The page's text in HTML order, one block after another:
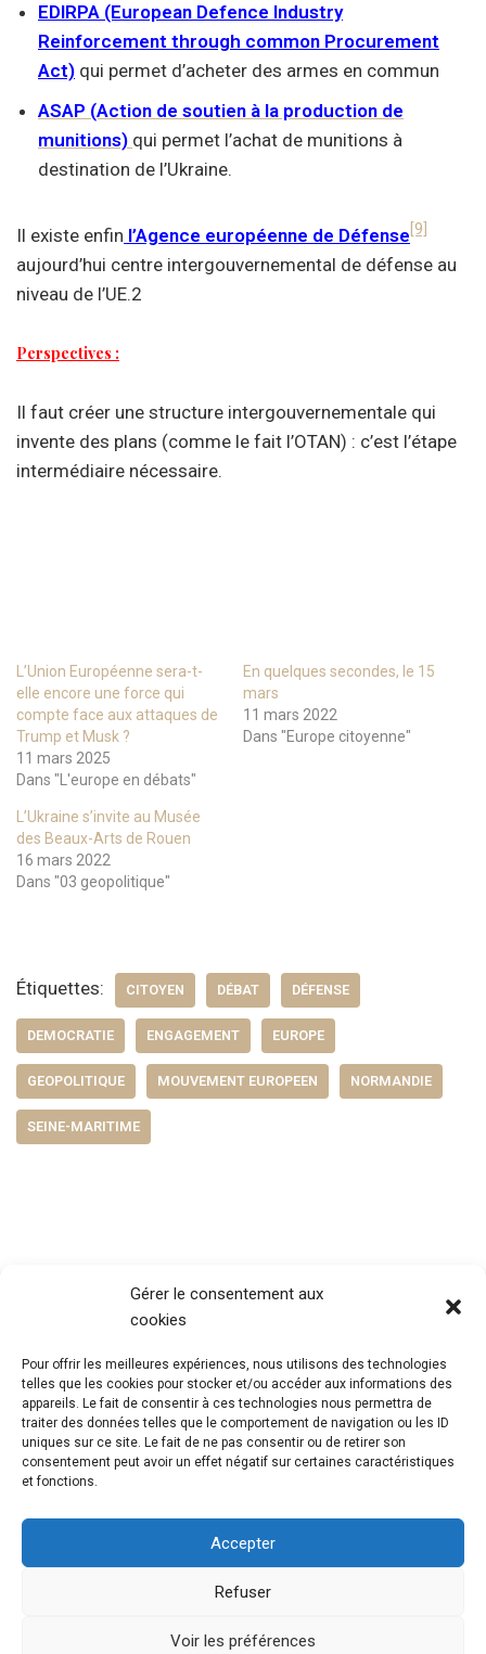
Gérer le consentement aux
cookies
Pour offrir les meilleures expériences, nous utilisons des technologies
telles que les cookies pour stocker et/ou accéder aux informations des
appareils. Le fait de consentir à ces technologies nous permettra de
traiter des données telles que le comportement de navigation ou les ID
uniques sur ce site. Le fait de ne pas consentir ou de retirer son
consentement peut avoir un effet négatif sur certaines caractéristiques
et fonctions.
Accepter
Refuser
Voir les préférences
EDIRPA (European Defence Industry
Reinforcement through common Procurement
Act) qui permet d’acheter des armes en commun
ASAP (Action de soutien à la production de
munitions) qui permet l’achat de munitions à
destination de l’Ukraine.
Il existe enfin l’Agence européenne de Défense [9]
aujourd’hui centre intergouvernemental de défense au
niveau de l’UE.2
Perspectives :
Il faut créer une structure intergouvernementale qui
invente des plans (comme le fait l’OTAN) : c’est l’étape
intermédiaire nécessaire.
L’Union Européenne sera-t-
elle encore une force qui
compte face aux attaques de
Trump et Musk ?
11 mars 2025
Dans "L'europe en débats"
En quelques secondes, le 15
mars
11 mars 2022
Dans "Europe citoyenne"
L’Ukraine s’invite au Musée
des Beaux-Arts de Rouen
16 mars 2022
Dans "03 geopolitique"
Étiquettes: CITOYEN DÉBAT DÉFENSE
DEMOCRATIE ENGAGEMENT EUROPE
GEOPOLITIQUE MOUVEMENT EUROPEEN NORMANDIE
SEINE-MARITIME